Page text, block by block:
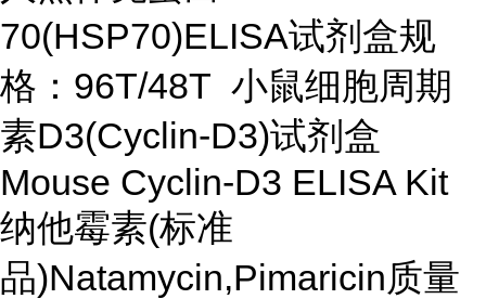
70(HSP70)ELISA试剂盒规
格：96T/48T 小鼠细胞周期
素D3(Cyclin-D3)试剂盒
Mouse Cyclin-D3 ELISA Kit
纳他霉素(标准
品)Natamycin,Pimaricin质量